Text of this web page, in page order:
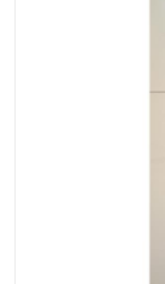
供热管道漏水